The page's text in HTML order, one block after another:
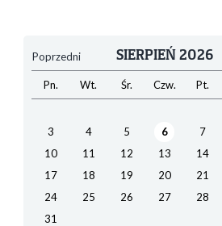
Poprzedni SIERPIEŃ 2026
Pn. Wt. Śr. Czw. Pt.
3
4 5 6 7
10
11 12 13 14
17
18 19 20 21
24
25 26 27 28
31